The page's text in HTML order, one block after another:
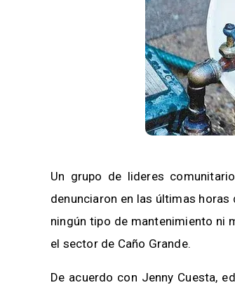
Un grupo de lideres
denunciaron en las últimas horas
ningún tipo de mantenimiento ni
el sector de Caño Grande.
De acuerdo con Jenny Cuesta,